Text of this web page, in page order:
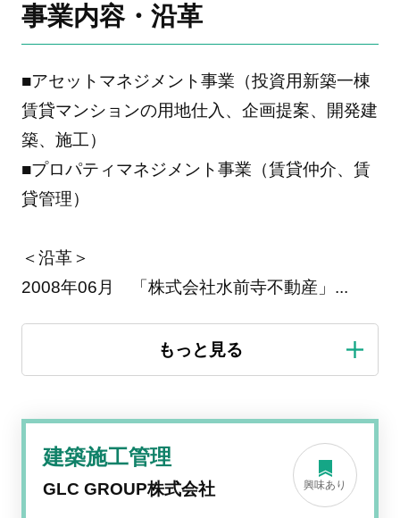
事業内容・沿革
■アセットマネジメント事業（投資用新築一棟
賃貸マンションの用地仕入、企画提案、開発建
築、施工）
■プロパティマネジメント事業（賃貸仲介、賃
貸管理）
＜沿革＞
2008年06月 「株式会社水前寺不動産」 ...
建築施工管理
GLC GROUP株式会社 興味あり